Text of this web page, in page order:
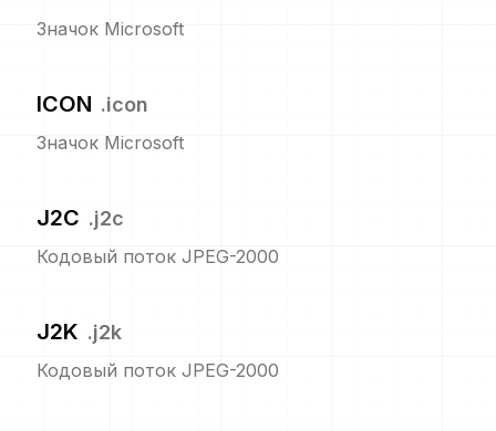
Значок Microsoft
ICON .icon
Значок Microsoft
J2C .j2c
Кодовый поток JPEG-2000
J2K .j2k
Кодовый поток JPEG-2000